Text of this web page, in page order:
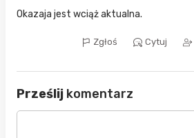
Okazaja jest wciąż aktualna.
Zgłoś Cytuj
Prześlij komentarz